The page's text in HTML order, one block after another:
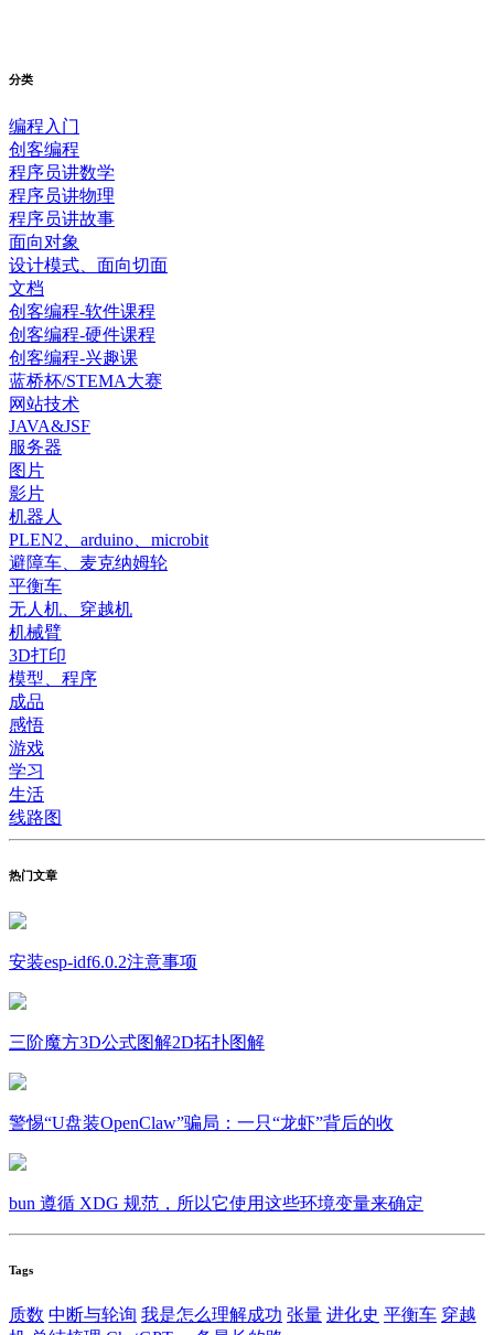
分类
编程入门
创客编程
程序员讲数学
程序员讲物理
程序员讲故事
面向对象
设计模式、面向切面
文档
创客编程-软件课程
创客编程-硬件课程
创客编程-兴趣课
蓝桥杯/STEMA大赛
网站技术
JAVA&JSF
服务器
图片
影片
机器人
PLEN2、arduino、microbit
避障车、麦克纳姆轮
平衡车
无人机、穿越机
机械臂
3D打印
模型、程序
成品
感悟
游戏
学习
生活
线路图
热门文章
安装esp-idf6.0.2注意事项
三阶魔方3D公式图解2D拓扑图解
警惕“U盘装OpenClaw”骗局：一只“龙虾”背后的收
bun 遵循 XDG 规范，所以它使用这些环境变量来确定
Tags
质数 中断与轮询 我是怎么理解成功 张量 进化史 平衡车 穿越